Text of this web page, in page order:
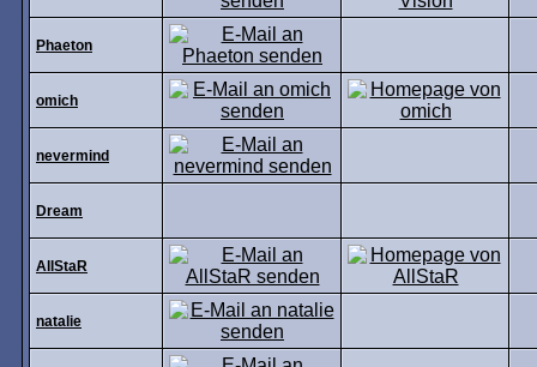
Phaeton
omich
nevermind
Dream
AllStaR
natalie